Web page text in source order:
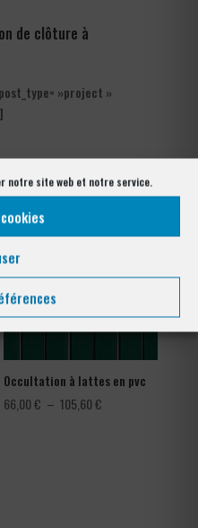
notre site web et notre service.
de clôture à
»project »
Occultation à lattes en pvc
66,00€ – 105,60€